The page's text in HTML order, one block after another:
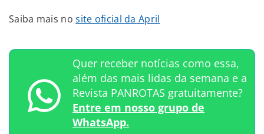
Saiba mais nosite oficial da April
Quer receber notícias como essa,
além das mais lidas da semana e a
Revista PANROTAS gratuitamente?
Entre em nosso grupo de
WhatsApp.